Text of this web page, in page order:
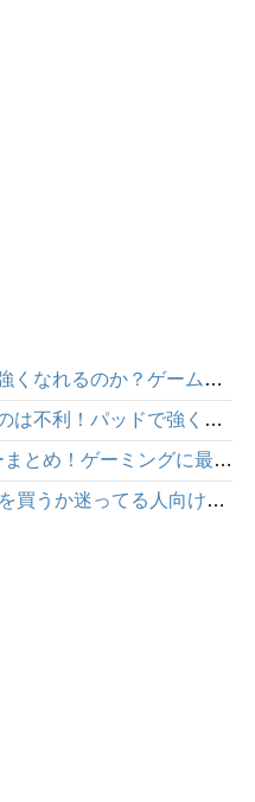
BF6 パッド勢は背面ボタンで強くなれるのか？ゲームパッド「HEXGAMING PHANTOM」感想レビュー
BF6 エイム中にしゃがめないのは不利！パッドで強くなりたいなら背面ボタンを使った方が絶対にいい
ソニー INZONE H9Ⅱレビューまとめ！ゲーミングに最適な高性能ワイヤレスヘッドホン
エルデンリング ナイトレインを買うか迷ってる人向け｜面白さや注意点を正直にレビュー